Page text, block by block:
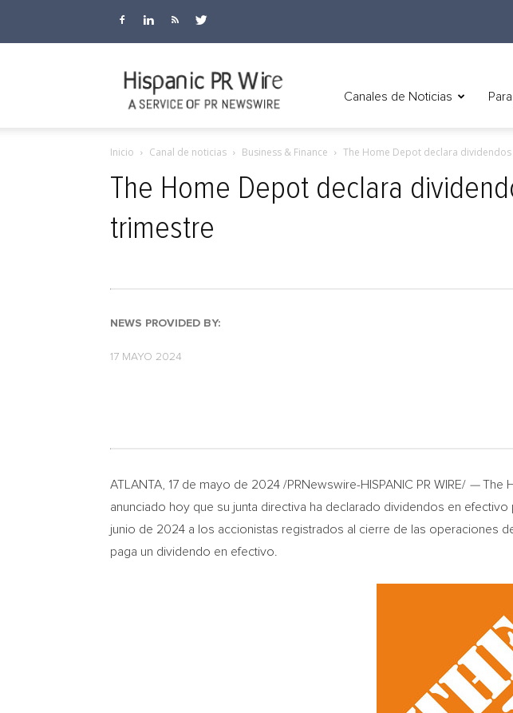
Canales de Noticias
Inicio Canal de noticias Business & Finance The Home Depot declara
The Home Depot declara
trimestre
NEWS PROVIDED BY:
17 MAYO 2024
ATLANTA 17 de mayo de 2024 /PRNewswire-HISPANIC PR WIRE/ —The
anunciado hoy que su junta directiva ha declarado dividendos en efectivo
junio de 2024 a los accionistas registrados al cierre de las operaciones
paga un dividendo en efectivo.